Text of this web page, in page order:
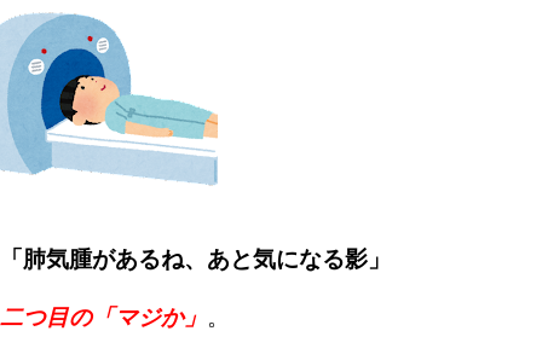
「肺気腫があるね、あと気になる影」
二つ目の「マジか」 。